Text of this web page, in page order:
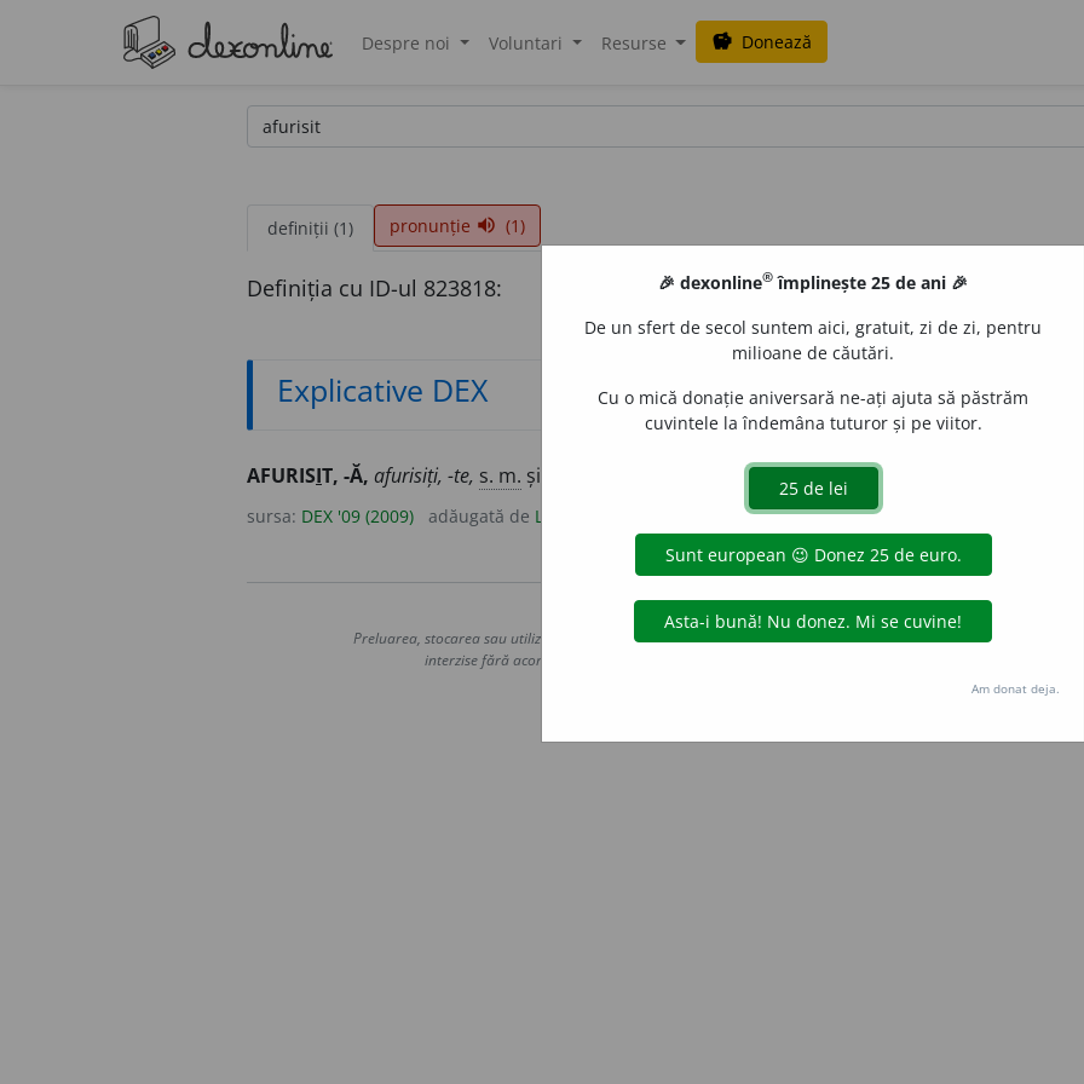
Despre noi Voluntari Resurse savings Donează
definiții (1) pronunție volume_up (1)
Definiția cu ID-ul 823818:
Explicative DEX
AFURISIT, -Ă, afurisiți, -te, s. m. și (Om) rău, ticălos, blestemat. ♦ ( ) (Copil)
sursa: DEX '09 (2009) adăugată de LauraGellner
Copyright © 2004-2026 dexonline (https://dexonline.ro)
Preluarea, stocarea sau utilizarea datelor de pe acest site, inclusiv prin orice metode de extragere automată
interzise fără acordul nostru prealabil scris, cu excepția seturilor de date oferite oficial spre utilizare
Hosterion
🎉 dexonline® împlinește 25 de ani 🎉
De un sfert de secol suntem aici, gratuit, zi de zi, pentru
milioane de căutări.
Cu o mică donație aniversară ne-ați ajuta să păstrăm
cuvintele la îndemâna tuturor și pe viitor.
Am donat deja.